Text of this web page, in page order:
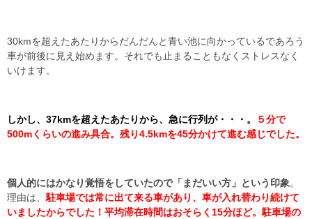
30kmを超えたあたりからだんだんと青い池に向かっているであろう
車が前後に見え始めます。それでも止まることもなくストレスなく
いけます。
しかし、37kmを超えたあたりから、急に行列が・・・。
５分で
500mくらいの進み具合。残り4.5kmを45分かけて進む感じでした。
個人的にはかなり覚悟をしていたので「まだいい方」という印象。
理由は、駐車場では常に出て来る車があり、車が入れ替わり続けて
いましたからでした！平均滞在時間はおそらく15分ほど。駐車場の